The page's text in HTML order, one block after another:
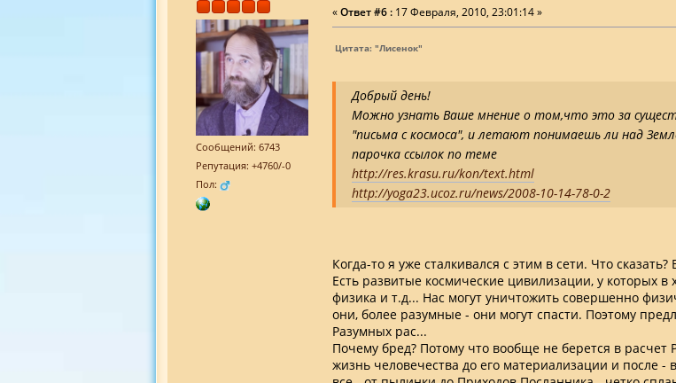
Сообщений: 6743
Репутация: +4760/-0
Пол:
«Ответ #6 :17 Февраля, 2010, 23:01:14 »
Цитата: "Лисенок"
Добрый день!
Можно узнать Ваше мнение о том,что это за
"письма с космоса", и летают понимаешь ли над
парочка ссылок по теме
http://res.krasu.ru/kon/text.html
http://yoga23.ucoz.ru/news/2008-10-14-78-0-2
Когда-то я уже сталкивался с этим в сети. Что
Есть развитые космические цивилизации, у которых в
физика и т.д... Нас могут уничтожить совершенно
они, более разумные - они могут спасти. Поэтому
Разумных рас...
Почему бред? Потому что вообще не берется в расчет
жизнь человечества до его материализации и после -